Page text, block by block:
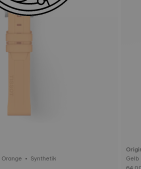
Bandanstoßbreite 18 mm • Orange • Synthetik